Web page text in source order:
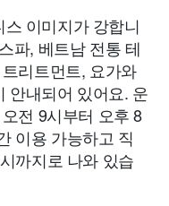
이미지가 강합니
파, 베트남 전통 테
리트먼트, 요가와
안내되어 있어요. 운
전 9시부터 오후 8
이용 가능하고 직
까지로 나와 있습